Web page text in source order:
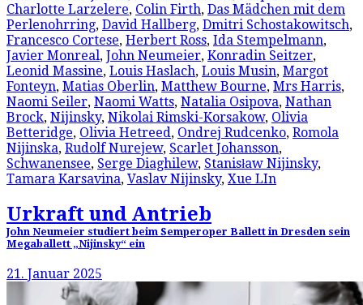
Charlotte Larzelere, Colin Firth, Das Mädchen mit dem
Perlenohrring, David Hallberg, Dmitri Schostakowitsch,
Francesco Cortese, Herbert Ross, Ida Stempelmann,
Javier Monreal, John Neumeier, Konradin Seitzer,
Leonid Massine, Louis Haslach, Louis Musin, Margot
Fonteyn, Matias Oberlin, Matthew Bourne, Mrs Harris,
Naomi Seiler, Naomi Watts, Natalia Osipova, Nathan
Brock, Nijinsky, Nikolai Rimski-Korsakow, Olivia
Betteridge, Olivia Hetreed, Ondrej Rudcenko, Romola
Nijinska, Rudolf Nurejew, Scarlet Johansson,
Schwanensee, Serge Diaghilew, Stanisław Nijinsky,
Tamara Karsavina, Vaslav Nijinsky, Xue LIn
Urkraft und Antrieb
John Neumeier studiert beim Semperoper Ballett in Dresden sein
Megaballett „Nijinsky“ ein
21. Januar 2025